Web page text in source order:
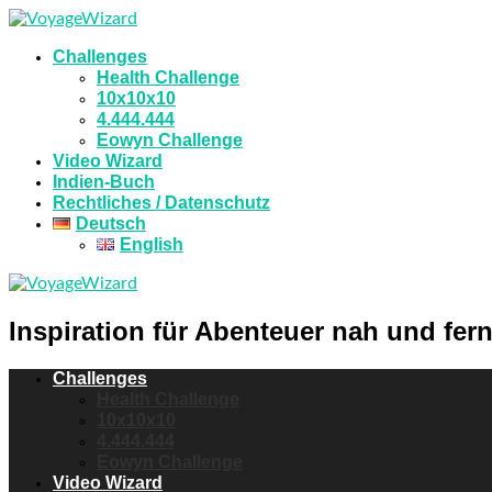
Challenges
Health Challenge
10x10x10
4.444.444
Eowyn Challenge
Video Wizard
Indien-Buch
Rechtliches / Datenschutz
Deutsch
English
Inspiration für Abenteuer nah und
Challenges
Video Wizard